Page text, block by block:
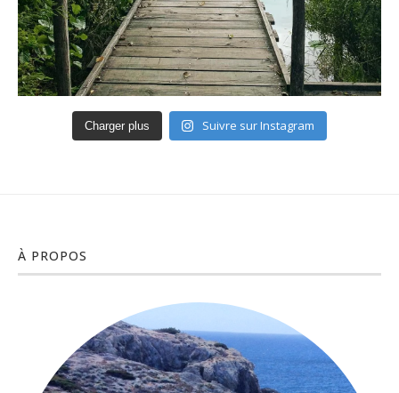
Charger plus Suivre sur Instagram
À PROPOS